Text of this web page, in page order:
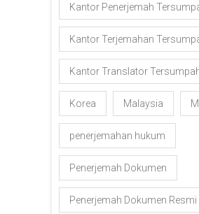
Kantor Penerjemah
Kantor Terjemahan
Kantor Translator
Korea Malaysia
penerjemahan hukum
Penerjemah Dokumen
Penerjemah Dokumen Resmi